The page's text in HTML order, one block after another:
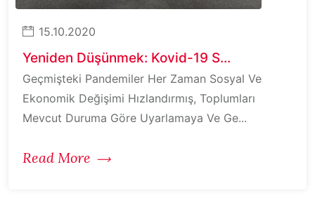
15.10.2020
Yeniden Düşünmek: Kovid-19 S...
Geçmişteki Pandemiler Her Zaman Sosyal Ve
Ekonomik Değişimi Hızlandırmış, Toplumları
Mevcut Duruma Göre Uyarlamaya Ve Ge...
Read More